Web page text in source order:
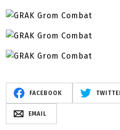
FACEBOOK
EMAIL